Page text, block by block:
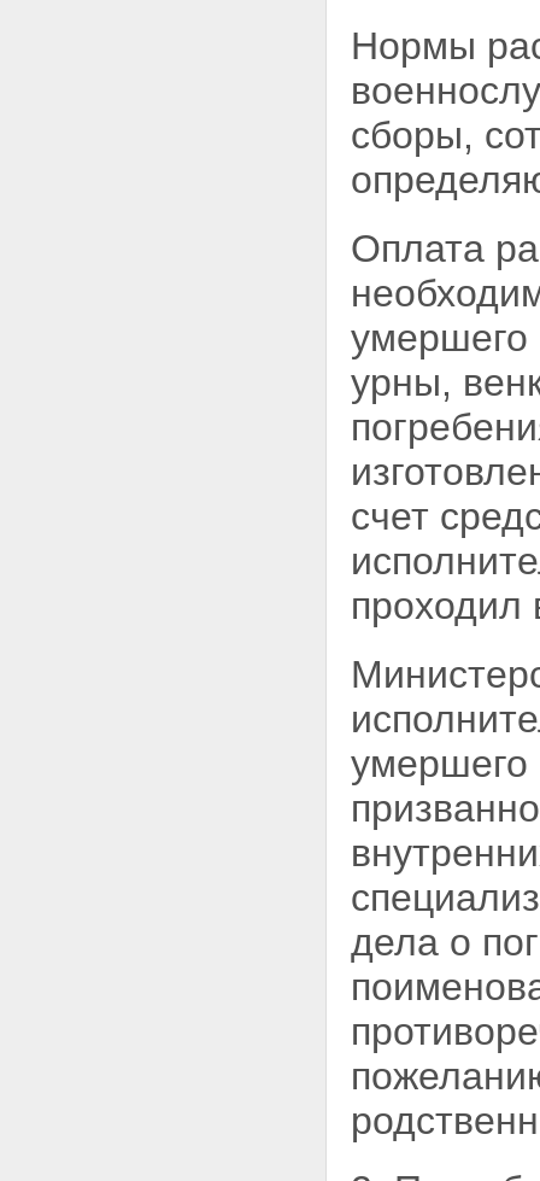
Нормы
сборы,
Оплата
умершего
урны,
счет
умершего
дела о